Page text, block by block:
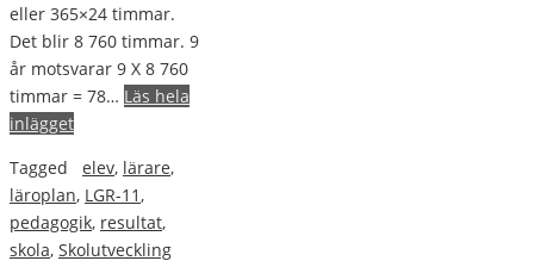
eller 365×24 timmar.
Det blir 8 760 timmar. 9
år motsvarar 9 X 8 760
timmar = 78… Läs hela
inlägget
Tagged
elev, lärare,
läroplan, LGR-11,
pedagogik, resultat,
skola, Skolutveckling